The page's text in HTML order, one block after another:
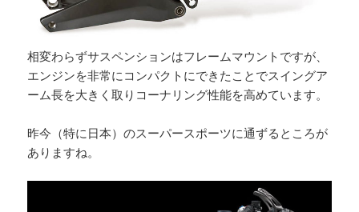
相変わらずサスペンションはフレームマウントですが、
エンジンを非常にコンパクトにできたことでスイングア
ーム長を大きく取りコーナリング性能を高めています。
昨今（特に日本）のスーパースポーツに通ずるところが
ありますね。